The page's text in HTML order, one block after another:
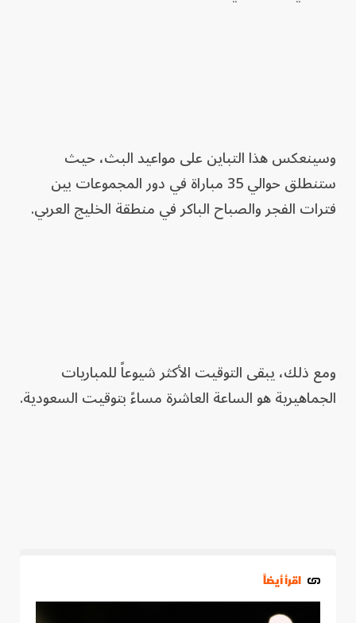
وسينعكس هذا التباين على مواعيد البث، حيث
ستنطلق حوالي 35 مباراة في دور المجموعات بين
فترات الفجر والصباح الباكر في منطقة الخليج العربي.
ومع ذلك، يبقى التوقيت الأكثر شيوعاً للمباريات
الجماهيرية هو الساعة العاشرة مساءً بتوقيت السعودية.
اقرأ أيضاً